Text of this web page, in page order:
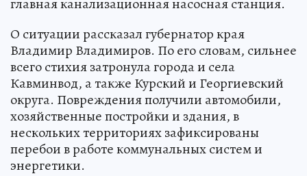
главная канализационная насосная станция.
О ситуации рассказал губернатор края
Владимир Владимиров. По его словам, сильнее
всего стихия затронула города и села
Кавминвод, а также Курский и Георгиевский
округа. Повреждения получили автомобили,
хозяйственные постройки и здания, в
нескольких территориях зафиксированы
перебои в работе коммунальных систем и
энергетики.